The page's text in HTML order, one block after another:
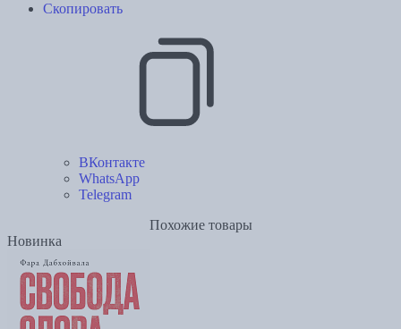
Скопировать
ВКонтакте
WhatsApp
Telegram
Похожие товары
Новинка